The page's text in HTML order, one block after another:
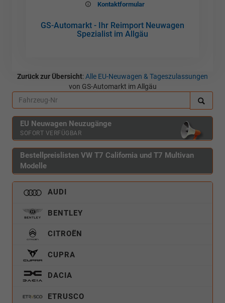
Kontaktformular
GS-Automarkt - Ihr Reimport Neuwagen
Spezialist im Allgäu
Zurück zur Übersicht:Alle EU-Neuwagen & Tageszulassungen
von GS-Automarkt im Allgäu
EU Neuwagen Neuzugänge
SOFORT VERFÜGBAR
Bestellpreislisten VW T7 California und T7 Multivan
Modelle
AUDI
BENTLEY
CITROËN
CUPRA
DACIA
ETRUSCO